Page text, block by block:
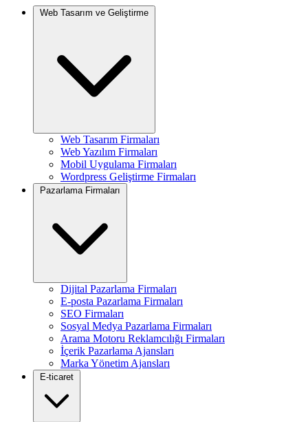
Web Tasarım ve Geliştirme
Web Tasarım Firmaları
Web Yazılım Firmaları
Mobil Uygulama Firmaları
Wordpress Geliştirme Firmaları
Pazarlama Firmaları
Dijital Pazarlama Firmaları
E-posta Pazarlama Firmaları
SEO Firmaları
Sosyal Medya Pazarlama Firmaları
Arama Motoru Reklamcılığı Firmaları
İçerik Pazarlama Ajansları
Marka Yönetim Ajansları
E-ticaret